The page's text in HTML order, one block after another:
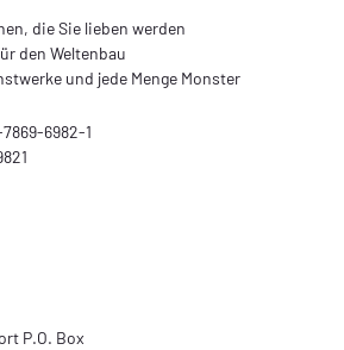
die Sie lieben werden
den Weltenbau
und jede Menge Monster
6982-1
P.O. Box